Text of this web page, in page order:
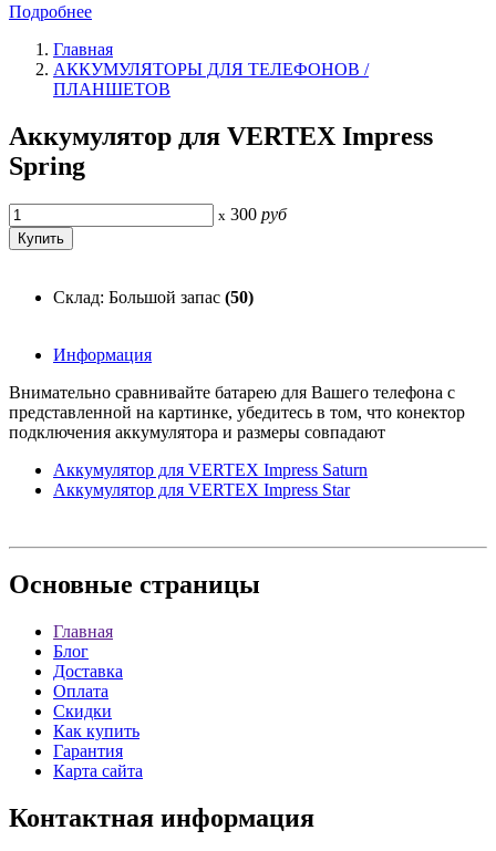
Подробнее
Главная
АККУМУЛЯТОРЫ ДЛЯ ТЕЛЕФОНОВ /
ПЛАНШЕТОВ
Аккумулятор для VERTEX Impress
Spring
x 300 руб
Склад: Большой запас (50)
Информация
Внимательно сравнивайте батарею для Вашего телефона с
представленной на картинке, убедитесь в том, что конектор
подключения аккумулятора и размеры совпадают
Аккумулятор для VERTEX Impress Saturn
Аккумулятор для VERTEX Impress Star
Основные страницы
Главная
Блог
Доставка
Оплата
Скидки
Как купить
Гарантия
Карта сайта
Контактная информация